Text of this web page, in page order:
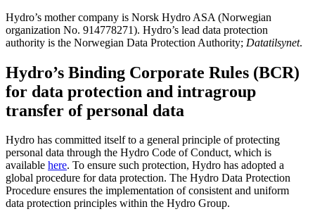
Hydro’s mother company is Norsk Hydro ASA (Norwegian
organization No. 914778271). Hydro’s lead data protection
authority is the Norwegian Data Protection Authority; Datatilsynet.
Hydro’s Binding Corporate Rules (BCR)
for data protection and intragroup
transfer of personal data
Hydro has committed itself to a general principle of protecting
personal data through the Hydro Code of Conduct, which is
available here. To ensure such protection, Hydro has adopted a
global procedure for data protection. The Hydro Data Protection
Procedure ensures the implementation of consistent and uniform
data protection principles within the Hydro Group.